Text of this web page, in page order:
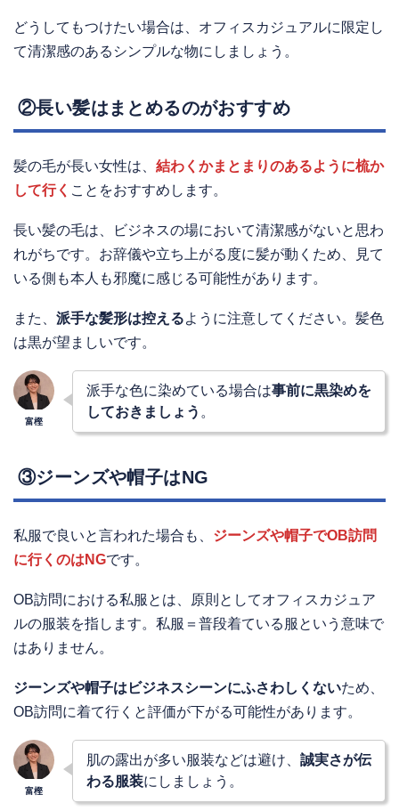
どうしてもつけたい場合は、オフィスカジュアルに限定し
て清潔感のあるシンプルな物にしましょう。
②長い髪はまとめるのがおすすめ
髪の毛が長い女性は、 結わくかまとまりのあるように梳か
して行く ことをおすすめします。
長い髪の毛は、ビジネスの場において清潔感がないと思わ
れがちです。お辞儀や立ち上がる度に髪が動くため、見て
いる側も本人も邪魔に感じる可能性があります。
また、 派手な髪形は控えるように注意してください。髪色
は黒が望ましいです。
派手な色に染めている場合は事前に黒染めを
しておきましょう 。
③ジーンズや帽子はNG
私服で良いと言われた場合も、 ジーンズや帽子でOB訪問
に行くのはNGです。
OB訪問における私服とは、原則としてオフィスカジュア
ルの服装を指します。私服＝普段着ている服という意味で
はありません。
ジーンズや帽子はビジネスシーンにふさわしくないため、
OB訪問に着て行くと評価が下がる可能性があります。
肌の露出が多い服装などは避け、 誠実さが伝
わる服装にしましょう。